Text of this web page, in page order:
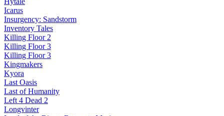
Icarus
Insurgency: Sandstorm
Inventory Tales
Killing Floor 2
Killing Floor 3
Killing Floor 3
Kingmakers
Kyora
Last Oasis
Last of Humanity
Left 4 Dead 2
Longvinter